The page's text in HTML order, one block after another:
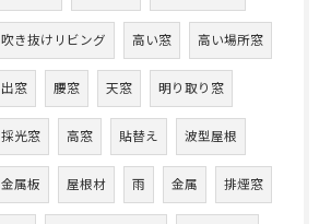
吹き抜けリビング 高い窓 高い場所窓
出窓 腰窓 天窓 明り取り窓
採光窓 高窓 貼替え 波型屋根
金属板 屋根材 雨 金属 排煙窓